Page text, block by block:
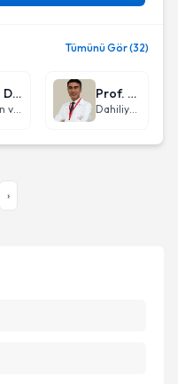
Tümünü Gör (32)
Op. Dr. Cenk Ermol
Beyin ve Sinir Cerrahisi
Prof. Dr. Yıldıran Songür
Dahiliye - İç Hastalıkları
›